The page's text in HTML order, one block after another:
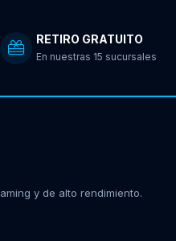
RETIRO GRATUITO
En nuestras 15 sucursales
y de alto rendimiento.